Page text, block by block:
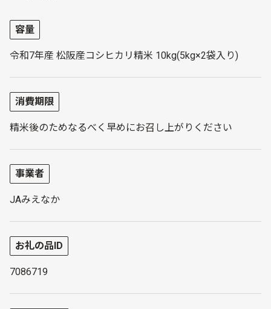
容量
令和7年産 松阪産コシヒカリ精米 10kg(5kg×2袋入り)
消費期限
精米後のためなるべく早めにお召し上がりください
事業者
JAみえなか
お礼の品ID
7086719